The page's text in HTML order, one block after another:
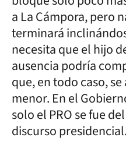
a La Cámpora, pero
terminará
necesita que el hijo
ausencia podría
que, en todo caso,
menor. En el
solo el PRO se fue
discurso presidencial.